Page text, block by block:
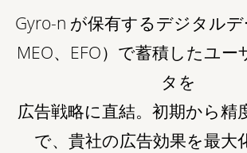
Gyro-n が保有するデジタルデ
MEO、EFO）で蓄積したユー
タを
広告戦略に直結。初期から精
で、貴社の広告効果を最大